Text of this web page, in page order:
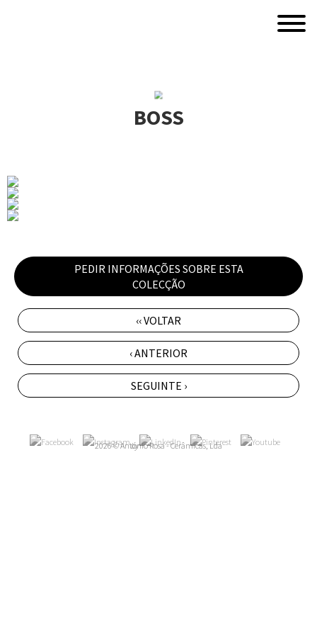
BOSS
PEDIR INFORMAÇÕES SOBRE ESTA
COLECÇÃO
‹‹ VOLTAR
‹ ANTERIOR
SEGUINTE ›
2026 © António Rosa - Cerâmicas, Lda
by